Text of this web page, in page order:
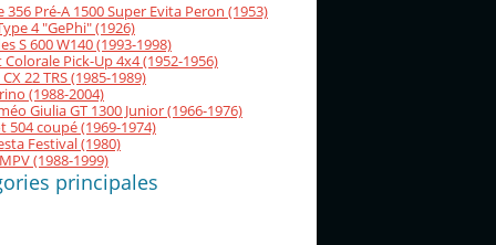
356 Pré-A 1500 Super Evita Peron (1953)
4 "GePhi" (1926)
S 600 W140 (1993-1998)
Colorale Pick-Up 4x4 (1952-1956)
22 TRS (1985-1989)
(1988-2004)
Giulia GT 1300 Junior (1966-1976)
504 coupé (1969-1974)
Festival (1980)
(1988-1999)
principales